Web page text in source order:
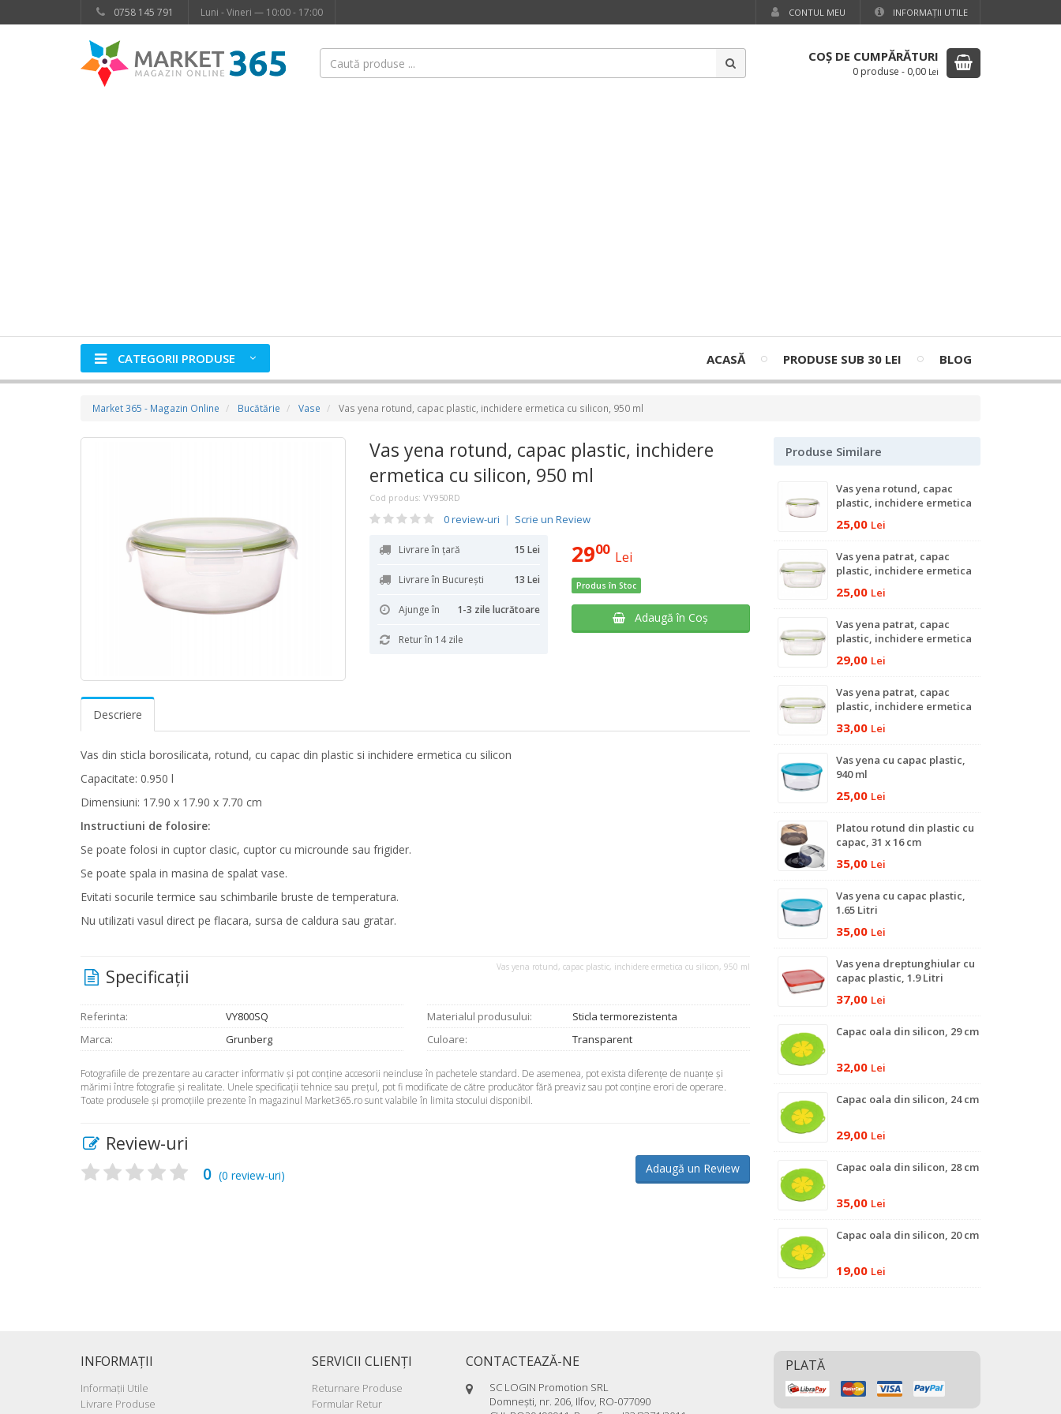
0758 145 791 Luni - Vineri — 10:00 - 17:00 CONTUL MEU INFORMAŢII UTILE
COŞ DE CUMPĂRĂTURI
0 produse - 0,00 Lei
CATEGORII PRODUSE ACASĂ PRODUSE SUB 30 LEI BLOG
Market 365 - Magazin Online Bucătărie Vase Vas yena rotund, capac plastic, inchidere ermetica cu silicon, 950 ml
Vas yena rotund, capac plastic, inchidere
ermetica cu silicon, 950 ml
Cod produs: VY950RD
0 review-uri | Scrie un Review
Livrare în țară 15 Lei
Livrare în București 13 Lei
Ajunge în 1-3 zile lucrătoare
Retur în 14 zile
2900 Lei
Produs în Stoc
Adaugă în Coş
Descriere
Vas din sticla borosilicata, rotund, cu capac din plastic si inchidere ermetica cu silicon
Capacitate: 0.950 l
Dimensiuni: 17.90 x 17.90 x 7.70 cm
Instructiuni de folosire:
Se poate folosi in cuptor clasic, cuptor cu microunde sau frigider.
Se poate spala in masina de spalat vase.
Evitati socurile termice sau schimbarile bruste de temperatura.
Nu utilizati vasul direct pe flacara, sursa de caldura sau gratar.
Vas yena rotund, capac plastic, inchidere ermetica cu silicon, 950 ml
Specificaţii
Referinta:
VY800SQ
Marca:
Grunberg
Materialul produsului:
Sticla termorezistenta
Culoare:
Transparent
Fotografiile de prezentare au caracter informativ şi pot conţine accesorii neincluse în pachetele standard. De asemenea, pot exista diferenţe de nuanţe şi
mărimi între fotografie şi realitate. Unele specificaţii tehnice sau preţul, pot fi modificate de către producător fără preaviz sau pot conţine erori de operare.
Toate produsele şi promoţiile prezente în magazinul Market365.ro sunt valabile în limita stocului disponibil.
Review-uri
Adaugă un Review
0 (0 review-uri)
Produse Similare
Vas yena rotund, capac
plastic, inchidere ermetica
25,00 Lei
Vas yena patrat, capac
plastic, inchidere ermetica
25,00 Lei
Vas yena patrat, capac
plastic, inchidere ermetica
29,00 Lei
Vas yena patrat, capac
plastic, inchidere ermetica
33,00 Lei
Vas yena cu capac plastic,
940 ml
25,00 Lei
Platou rotund din plastic cu
capac, 31 x 16 cm
35,00 Lei
Vas yena cu capac plastic,
1.65 Litri
35,00 Lei
Vas yena dreptunghiular cu
capac plastic, 1.9 Litri
37,00 Lei
Capac oala din silicon, 29 cm
32,00 Lei
Capac oala din silicon, 24 cm
29,00 Lei
Capac oala din silicon, 28 cm
35,00 Lei
Capac oala din silicon, 20 cm
19,00 Lei
INFORMAŢII
Informaţii Utile
Livrare Produse
SERVICII CLIENŢI
Returnare Produse
Formular Retur
CONTACTEAZĂ-NE
SC LOGIN Promotion SRL
Domneşti, nr. 206, Ilfov, RO-077090
PLATĂ